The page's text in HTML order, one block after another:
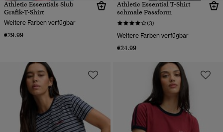
Athletic Essentials Slub
Grafik-T-Shirt
Weitere Farben verfügbar
€29.99
Athletic Essential T-Shirt
schmale Passform
(3)
Weitere Farben verfügbar
€24.99